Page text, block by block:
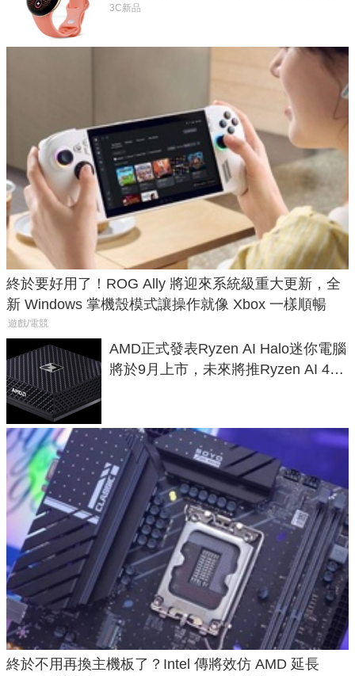
鎖定 AI 應用
3C新品
終於要好用了！ROG Ally 將迎來系統級重大更新，全
新 Windows 掌機殼模式讓操作就像 Xbox 一樣順暢
遊戲/電競
AMD正式發表Ryzen AI Halo迷你電腦
將於9月上市，未來將推Ryzen AI 400
終於不用再換主機板了？Intel 傳將效仿 AMD 延長